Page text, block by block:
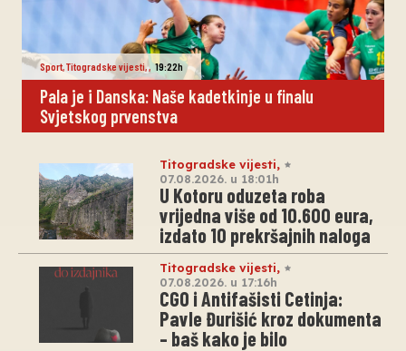
Sport Titogradske vijesti,, 19:22h
Pala je i Danska: Naše kadetkinje u finalu
Svjetskog prvenstva
Titogradske vijesti,
07.08.2026. u 18:01h
U Kotoru oduzeta roba
vrijedna više od 10.600 eura,
izdato 10 prekršajnih naloga
Titogradske vijesti,
07.08.2026. u 17:16h
CGO i Antifašisti Cetinja:
Pavle Đurišić kroz dokumenta
– baš kako je bilo